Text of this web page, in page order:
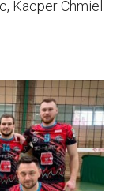
Kacper Chmiel